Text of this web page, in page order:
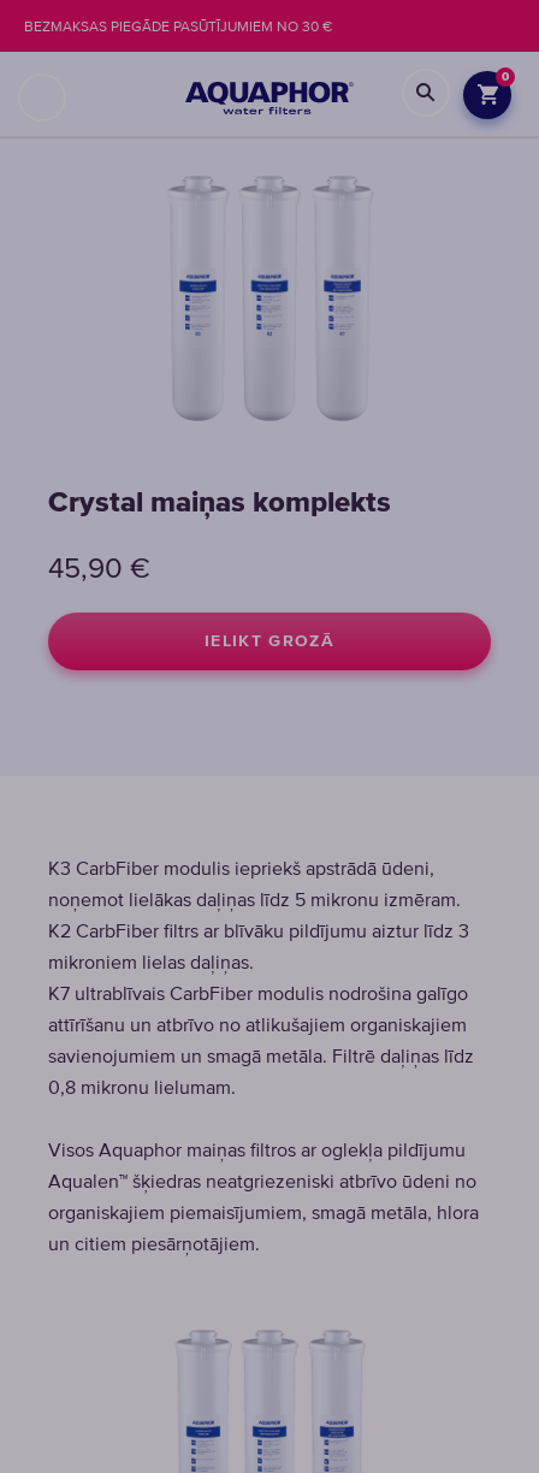
0
BEZMAKSAS PIEGĀDE PASŪTĪJUMIEM NO 30 €
Crystal maiņas komplekts
45,90 €
IELIKT GROZĀ
K3 CarbFiber modulis iepriekš apstrādā ūdeni,
noņemot lielākas daļiņas līdz 5 mikronu izmēram.
K2 CarbFiber filtrs ar blīvāku pildījumu aiztur līdz 3
mikroniem lielas daļiņas.
K7 ultrablīvais CarbFiber modulis nodrošina galīgo
attīrīšanu un atbrīvo no atlikušajiem organiskajiem
savienojumiem un smagā metāla. Filtrē daļiņas līdz
0,8 mikronu lielumam.
Visos Aquaphor maiņas filtros ar oglekļa pildījumu
Aqualen™ šķiedras neatgriezeniski atbrīvo ūdeni no
organiskajiem piemaisījumiem, smagā metāla, hlora
un citiem piesārņotājiem.